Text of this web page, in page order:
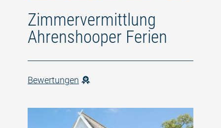
Zimmervermittlung
Ahrenshooper Ferien
Bewertungen